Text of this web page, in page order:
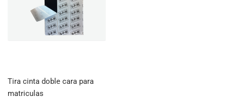
Tira cinta doble cara para
matriculas